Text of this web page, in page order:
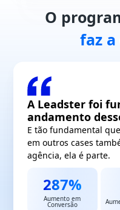
O
faz
A Leadster foi
andamento
E tão fundamental
em outros cases
agência, ela é parte.
287%
Aumento em
Conversão